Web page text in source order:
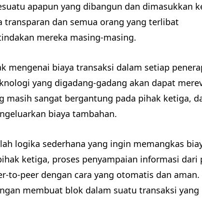
apapun yang dibangun dan dimasukkan
transparan dan semua orang yang terlibat
mereka masing-masing.
mengenai biaya transaksi dalam setiap
yang digadang-gadang akan dapat
masih sangat bergantung pada pihak ketiga,
biaya tambahan.
logika sederhana yang ingin memangkas
ketiga, proses penyampaian informasi dari
to-peer dengan cara yang otomatis dan aman.
membuat blok dalam suatu transaksi yang